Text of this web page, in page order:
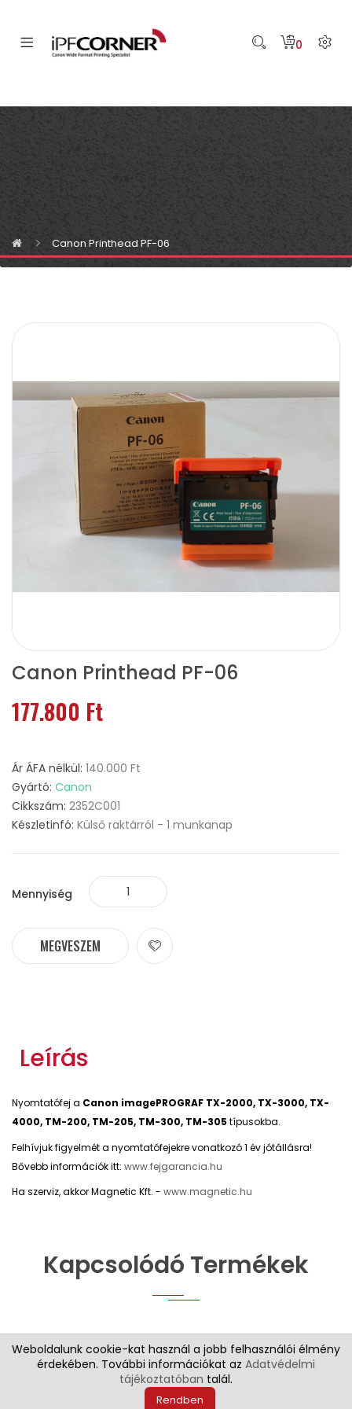
0
Canon Printhead PF-06
Canon Printhead PF-06
177.800 Ft
Ár ÁFA nélkül: 140.000 Ft
Gyártó: Canon
Cikkszám: 2352C001
Készletinfó: Külső raktárról - 1 munkanap
Mennyiség
MEGVESZEM
Leírás
Nyomtatófej a Canon imagePROGRAF TX-2000, TX-3000, TX-
4000, TM-200, TM-205, TM-300, TM-305 típusokba.
Felhívjuk figyelmét a nyomtatófejekre vonatkozó 1 év jótállásra!
Bővebb információk itt: www.fejgarancia.hu
Ha szerviz, akkor Magnetic Kft. - www.magnetic.hu
Kapcsolódó Termékek
©2022 IPF Corner - Canon Szélesformátumú Specialista
Weboldalunk cookie-kat használ a jobb felhasználói élmény
érdekében. További információkat az Adatvédelmi
tájékoztatóban talál.
Rendben